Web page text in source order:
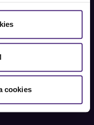
cookies
i samhällsbärande